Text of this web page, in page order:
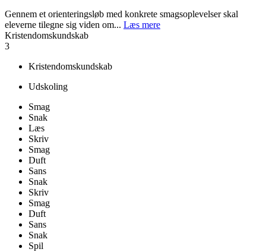
Gennem et orienteringsløb med konkrete smagsoplevelser skal
eleverne tilegne sig viden om... Læs mere
Kristendomskundskab
3
Kristendomskundskab
Udskoling
Smag
Snak
Læs
Skriv
Smag
Duft
Sans
Snak
Skriv
Smag
Duft
Sans
Snak
Spil